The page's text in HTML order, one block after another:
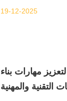
19-12-2025
مهارات بناء